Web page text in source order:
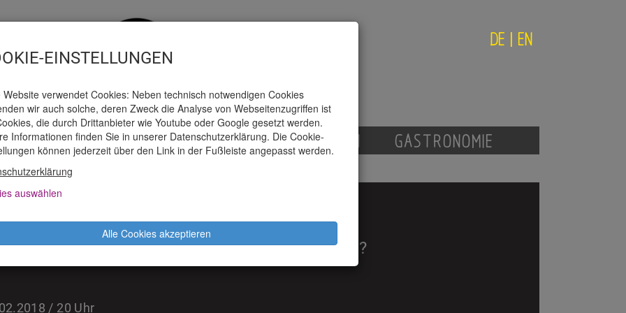
DE EN
TICKETS PRESSE MAGAZIN GASTRONOMIE
– EINE ERFUNDENE BELAGERUNG?
/ 20 Uhr
EINSTELLUNGEN
Website verwendet Cookies: Neben technisch notwendigen Cookies
wir auch solche, deren Zweck die Analyse von Webseitenzugriffen ist
die durch Drittanbieter wie Youtube oder Google gesetzt werden.
Informationen finden Sie in unserer Datenschutzerklärung. Die Cookie-
können jederzeit über den Link in der Fußleiste angepasst werden.
auswählen
Alle Cookies akzeptieren